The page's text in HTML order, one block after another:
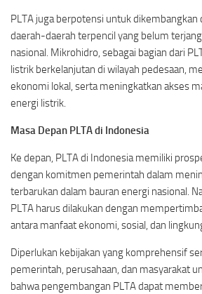
PLTA juga berpotensi untuk dikembangkan
daerah-daerah terpencil yang belum
nasional. Mikrohidro, sebagai bagian dari
listrik berkelanjutan di wilayah pedesaan,
ekonomi lokal, serta meningkatkan akses
energi listrik.
Masa Depan PLTA di Indonesia
Ke depan, PLTA di Indonesia memiliki
dengan komitmen pemerintah dalam
terbarukan dalam bauran energi nasional.
PLTA harus dilakukan dengan
antara manfaat ekonomi, sosial, dan
Diperlukan kebijakan yang komprehensif
pemerintah, perusahaan, dan masyarakat
bahwa pengembangan PLTA dapat